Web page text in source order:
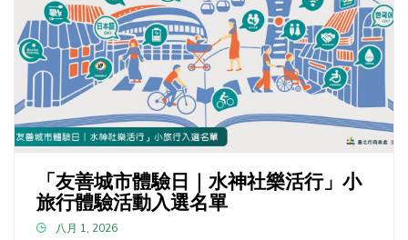
「友善城市體驗日｜水神社樂活行」小
旅行體驗活動入選名單
八月 1, 2026